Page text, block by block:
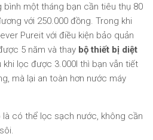
bình một tháng bạn cần tiêu thụ 80
với 250.000 đồng. Trong khi
Pureit với điều kiện bảo quản
5 năm và thay bộ thiết bị diệt
khi lọc được 3.000l thì bạn vẫn tiết
mà lại an toàn hơn nước máy
có thể lọc sạch nước, không cần